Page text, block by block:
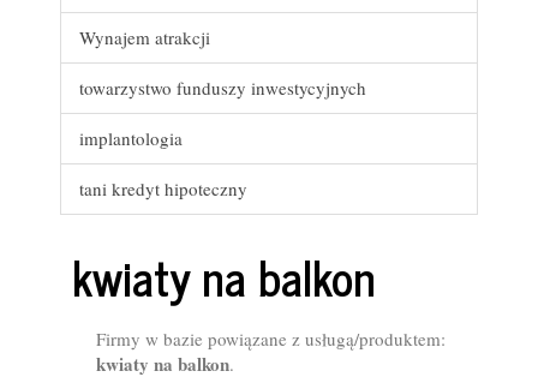
Wynajem atrakcji
towarzystwo funduszy inwestycyjnych
implantologia
tani kredyt hipoteczny
kwiaty na balkon
Firmy w bazie powiązane z usługą/produktem:
kwiaty na balkon.